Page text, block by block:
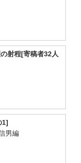
射程[寄稿者32人
1]
男編